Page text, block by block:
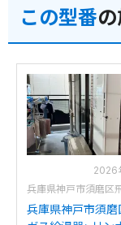
この型番
2026
兵庫県神戸市須磨区
兵庫県神戸市須磨